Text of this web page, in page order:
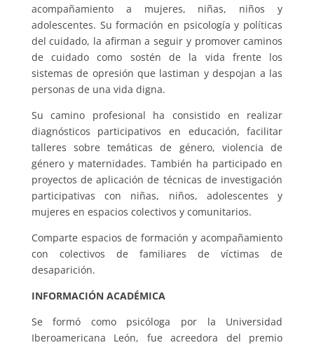
acompañamiento a mujeres, niñas, niños y
adolescentes. Su formación en psicología y políticas
del cuidado, la afirman a seguir y promover caminos
de cuidado como sostén de la vida frente los
sistemas de opresión que lastiman y despojan a las
personas de una vida digna.
Su camino profesional ha consistido en realizar
diagnósticos participativos en educación, facilitar
talleres sobre temáticas de género, violencia de
género y maternidades. También ha participado en
proyectos de aplicación de técnicas de investigación
participativas con niñas, niños, adolescentes y
mujeres en espacios colectivos y comunitarios.
Comparte espacios de formación y acompañamiento
con colectivos de familiares de víctimas de
desaparición.
INFORMACIÓN ACADÉMICA
Se formó como psicóloga por la Universidad
Iberoamericana León, fue acreedora del premio